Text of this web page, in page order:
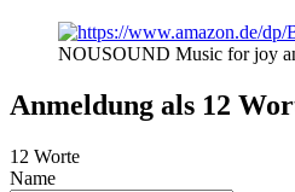
NOUSOUND Music for joy
Anmeldung als 12
12 Worte
Name